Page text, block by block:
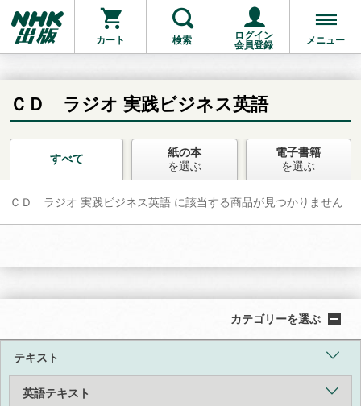
カート 検索
ログイン
会員登録
メニュー
お支払いに進む
他にも商品を買う
ＣＤ ラジオ 実践ビジネス英語
すべて
紙の本
を選ぶ
電子書籍
を選ぶ
ＣＤ ラジオ 実践ビジネス英語 に該当する商品が見つかりません
カテゴリーを選ぶ
テキスト
英語テキスト